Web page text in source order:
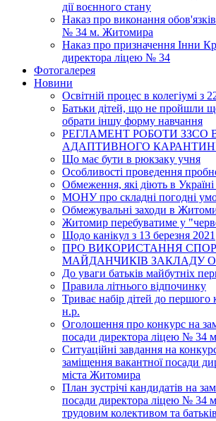
дії воєнного стану
Наказ про виконання
№ 34 м. Житомира
Наказ про призначення Інни
директора ліцею № 34
Фотогалерея
Новини
Освітній процес в колегіумі з
Батьки дітей, що не пройшли
обрати іншу форму навчання
РЕГЛАМЕНТ РОБОТИ ЗЗСО
АДАПТИВНОГО
Що має бути в рюкзаку учня
Особливості проведення
Обмеження, які діють в Україні
МОНУ про складні погодні
Обмежувальні заходи в
Житомир перебуватиме у
Щодо канікул з 13 березня 2021
ПРО ВИКОРИСТАННЯ
МАЙДАНЧИКІВ ЗАКЛАДУ
До уваги батьків майбутніх
Правила літнього відпочинку
Триває набір дітей до першого
н.р.
Оголошення про конкурс на
посади директора ліцею № 34
Ситуаційні завдання на
заміщення вакантної посади
міста Житомира
План зустрічі кандидатів на
посади директора ліцею № 34
трудовим колективом та